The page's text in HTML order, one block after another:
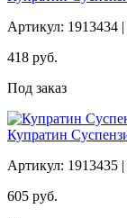
Артикул:
418 руб.
Под заказ
Купратин
Артикул:
605 руб.